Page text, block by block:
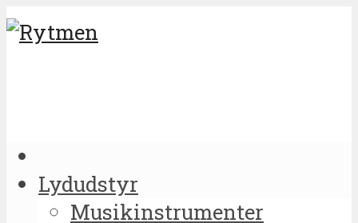
Lydudstyr
Musikinstrumenter